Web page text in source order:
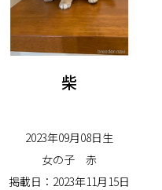
柴
2023年09月08日生
女の子
赤
掲載日：2023年11月15日